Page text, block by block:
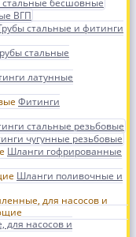
стальные бесшовные
ВГП
стальные и фитинги
стальные
латунные
Фитинги
стальные резьбовые
чугунные резьбовые
Шланги гофрированные
Шланги поливочные и
насосов и